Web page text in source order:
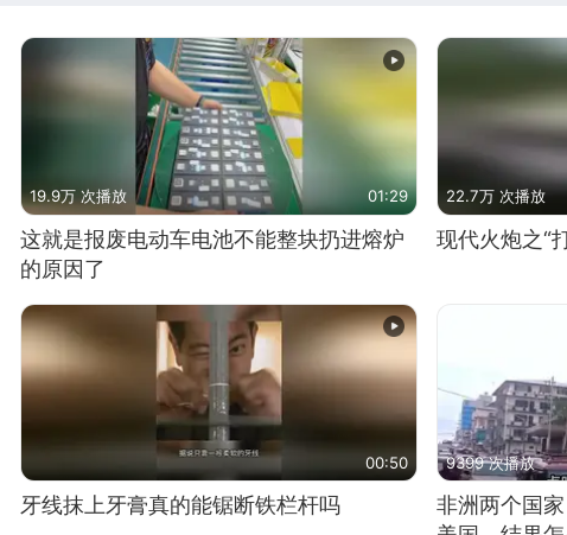
19.9万 次播放 01:29
这就是报废电动车电池不能整块扔进熔炉
的原因了
22.7万 次播放
现代火炮之“
00:50
牙线抹上牙膏真的能锯断铁栏杆吗
9399 次播放
非洲两个国